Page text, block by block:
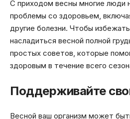
С приходом весны многие люди
проблемы со здоровьем,
другие болезни. Чтобы
насладиться весной полной
простых советов, которые
здоровым в течение всего
Поддерживайте
Весной ваш организм может